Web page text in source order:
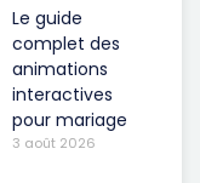
Le guide
complet des
animations
interactives
pour mariage
3 août 2026